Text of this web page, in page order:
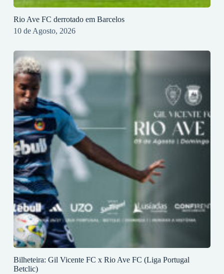
Rio Ave FC derrotado em Barcelos
10 de Agosto, 2026
Bilheteira: Gil Vicente FC x Rio Ave FC (Liga Portugal
Betclic)